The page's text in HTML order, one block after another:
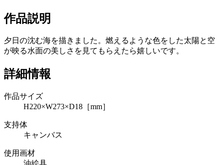
作品説明
夕日の沈む海を描きました。燃えるような色をした太陽と空
が映る水面の美しさを見てもらえたら嬉しいです。
詳細情報
作品サイズ
H220×W273×D18［mm］
支持体
キャンバス
使用画材